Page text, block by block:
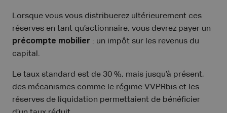
Lorsque vous vous distribuerez ultérieurement ces
réserves en tant qu’actionnaire, vous devrez payer un
précompte mobilier : un impôt sur les revenus du
capital.
Le taux standard est de 30 %, mais jusqu’à présent,
des mécanismes comme le régime VVPRbis et les
réserves de liquidation permettaient de bénéficier